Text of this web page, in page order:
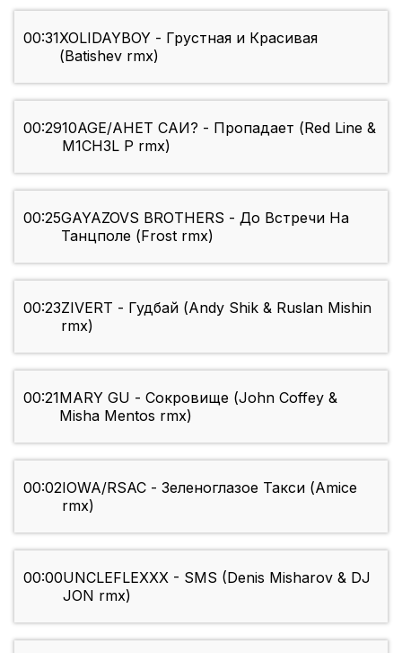
00:31XOLIDAYBOY - Грустная и Красивая
(Batishev rmx)
00:2910AGE/АНЕТ САИ? - Пропадает (Red Line &
M1CH3L P rmx)
00:25GAYAZOVS BROTHERS - До Встречи На
Танцполе (Frost rmx)
00:23ZIVERT - Гудбай (Andy Shik & Ruslan Mishin
rmx)
00:21MARY GU - Сокровище (John Coffey &
Misha Mentos rmx)
00:02IOWA/RSAC - Зеленоглазое Такси (Amice
rmx)
00:00UNCLEFLEXXX - SMS (Denis Misharov & DJ
JON rmx)